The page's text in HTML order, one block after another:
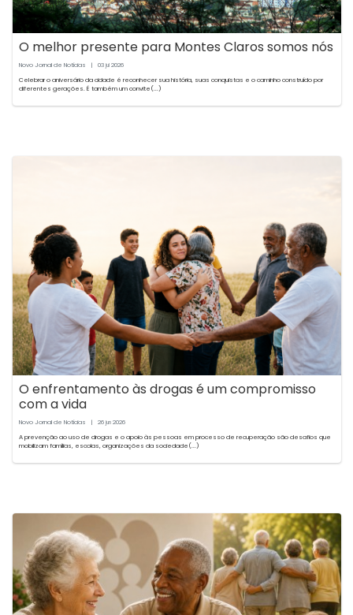
O melhor presente para Montes Claros somos nós
Novo Jornal de Notícias | 03 jul2026
Celebrar o aniversário da cidade é reconhecer sua história, suas conquistas e o caminho construído por
diferentes gerações. É também um convite(...)
O enfrentamento às drogas é um compromisso
com a vida
Novo Jornal de Notícias | 26 jun2026
A prevenção ao uso de drogas e o apoio às pessoas em processo de recuperação são desafios que
mobilizam famílias, escolas, organizações da sociedade(...)